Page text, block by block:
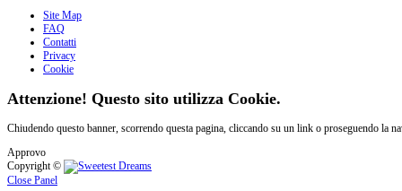
Site Map
FAQ
Contatti
Privacy
Cookie
Attenzione! Questo sito utilizza Cookie.
Chiudendo questo banner, scorrendo questa pagina, cliccando su un link o proseguendo la
Approvo
Copyright ©
Close Panel